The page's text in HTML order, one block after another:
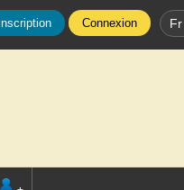
Inscription Connexion Fr